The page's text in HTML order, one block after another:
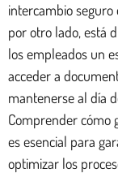
intercambio
por otro lado, está
los empleados un
acceder a
mantenerse al día
Comprender cómo
es esencial para
optimizar los